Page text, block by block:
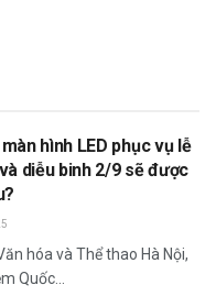
hình LED phục vụ lễ
diễu binh 2/9 sẽ được
hóa và Thể thao Hà Nội,
Quốc...